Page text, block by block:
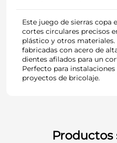
Este juego de sierras copa
cortes circulares precisos
plástico y otros materiales.
fabricadas con acero de
dientes afilados para un
Perfecto para
proyectos de bricolaje.
Productos